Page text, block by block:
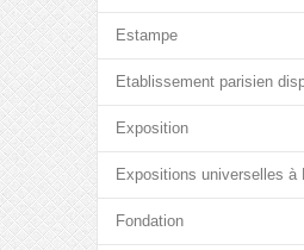
Estampe
Etablissement parisien
Exposition
Expositions universelles à
Fondation